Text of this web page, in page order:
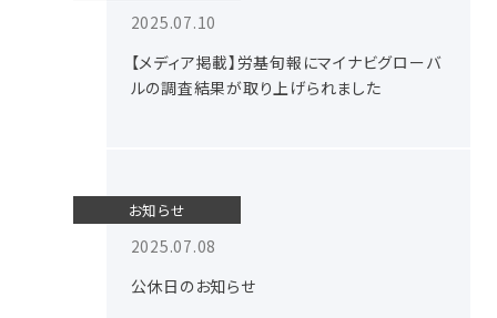
2025.07.10
【メディア掲載】労基旬報にマイナビグローバ
ルの調査結果が取り上げられました
お知らせ
2025.07.08
公休日のお知らせ